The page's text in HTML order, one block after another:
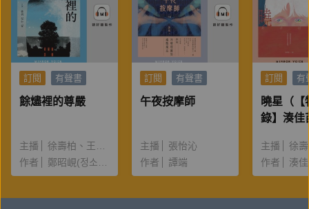
訂閱 有聲書
餘燼裡的尊嚴
主播 徐壽柏
王怡臻
作者
鄭昭峴(정소현)
訂閱 有聲書
午夜按摩師
主播
張怡沁
作者
譚端
訂閱 有
曉星（【
錄】湊佳
主播
徐
作者
湊